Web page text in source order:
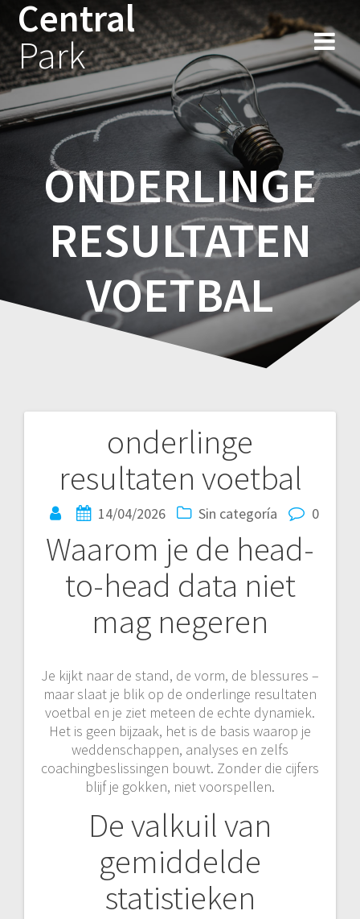
Saltar
al
contenido
Central
Park
ONDERLINGE
RESULTATEN
VOETBAL
onderlinge
resultaten voetbal
14/04/2026 Sin categoría 0
Waarom je de head-
to-head data niet
mag negeren
Je kijkt naar de stand, de vorm, de blessures –
maar slaat je blik op de onderlinge resultaten
voetbal en je ziet meteen de echte dynamiek.
Het is geen bijzaak, het is de basis waarop je
weddenschappen, analyses en zelfs
coachingbeslissingen bouwt. Zonder die cijfers
blijf je gokken, niet voorspellen.
De valkuil van
gemiddelde
statistieken
Navegación
entradas